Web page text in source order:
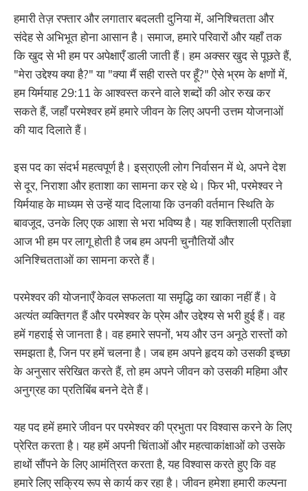
हमारी तेज़ रफ्तार और लगातार बदलती दुनिया में, अनिश्चितता और
संदेह से अभिभूत होना आसान है। समाज, हमारे परिवारों और यहाँ तक
कि खुद से भी हम पर अपेक्षाएँ डाली जाती हैं। हम अक्सर खुद से पूछते हैं,
"मेरा उद्देश्य क्या है?" या "क्या मैं सही रास्ते पर हूँ?" ऐसे भ्रम के क्षणों में,
हम यिर्मयाह 29:11 के आश्वस्त करने वाले शब्दों की ओर रुख कर
सकते हैं, जहाँ परमेश्वर हमें हमारे जीवन के लिए अपनी उत्तम योजनाओं
की याद दिलाते हैं।
इस पद का संदर्भ महत्वपूर्ण है। इस्राएली लोग निर्वासन में थे, अपने देश
से दूर, निराशा और हताशा का सामना कर रहे थे। फिर भी, परमेश्वर ने
यिर्मयाह के माध्यम से उन्हें याद दिलाया कि उनकी वर्तमान स्थिति के
बावजूद, उनके लिए एक आशा से भरा भविष्य है। यह शक्तिशाली प्रतिज्ञा
आज भी हम पर लागू होती है जब हम अपनी चुनौतियों और
अनिश्चितताओं का सामना करते हैं।
परमेश्वर की योजनाएँ केवल सफलता या समृद्धि का खाका नहीं हैं। वे
अत्यंत व्यक्तिगत हैं और परमेश्वर के प्रेम और उद्देश्य से भरी हुई हैं। वह
हमें गहराई से जानता है। वह हमारे सपनों, भय और उन अनूठे रास्तों को
समझता है, जिन पर हमें चलना है। जब हम अपने हृदय को उसकी इच्छा
के अनुसार संरेखित करते हैं, तो हम अपने जीवन को उसकी महिमा और
अनुग्रह का प्रतिबिंब बनने देते हैं।
यह पद हमें हमारे जीवन पर परमेश्वर की प्रभुता पर विश्वास करने के लिए
प्रेरित करता है। यह हमें अपनी चिंताओं और महत्वाकांक्षाओं को उसके
हाथों सौंपने के लिए आमंत्रित करता है, यह विश्वास करते हुए कि वह
हमारे लिए सक्रिय रूप से कार्य कर रहा है। जीवन हमेशा हमारी कल्पना